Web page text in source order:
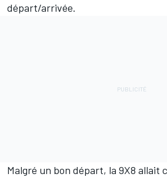
départ/arrivée.
Malgré un bon départ, la 9X8 allait